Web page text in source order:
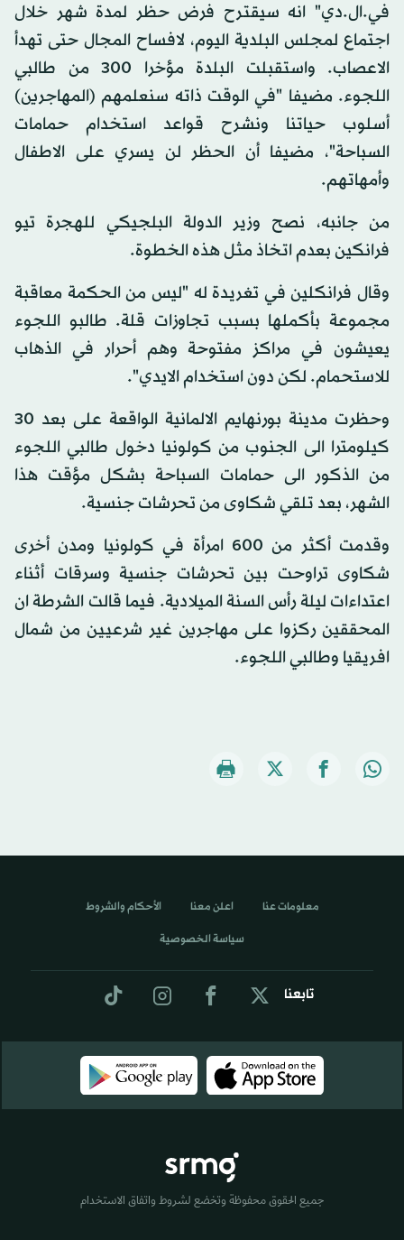
في.ال.دي" انه سيقترح فرض حظر لمدة شهر خلال
اجتماع لمجلس البلدية اليوم، لافساح المجال حتى تهدأ
الاعصاب. واستقبلت البلدة مؤخرا 300 من طالبي
اللجوء. مضيفا "في الوقت ذاته سنعلمهم (المهاجرين)
أسلوب حياتنا ونشرح قواعد استخدام حمامات
السباحة"، مضيفا أن الحظر لن يسري على الاطفال
وأمهاتهم.
من جانبه، نصح وزير الدولة البلجيكي للهجرة تيو
فرانكين بعدم اتخاذ مثل هذه الخطوة.
وقال فرانكلين في تغريدة له "ليس من الحكمة معاقبة
مجموعة بأكملها بسبب تجاوزات قلة. طالبو اللجوء
يعيشون في مراكز مفتوحة وهم أحرار في الذهاب
للاستحمام. لكن دون استخدام الايدي".
وحظرت مدينة بورنهايم الالمانية الواقعة على بعد 30
كيلومترا الى الجنوب من كولونيا دخول طالبي اللجوء
من الذكور الى حمامات السباحة بشكل مؤقت هذا
الشهر، بعد تلقي شكاوى من تحرشات جنسية.
وقدمت أكثر من 600 امرأة في كولونيا ومدن أخرى
شكاوى تراوحت بين تحرشات جنسية وسرقات أثناء
اعتداءات ليلة رأس السنة الميلادية. فيما قالت الشرطة ان
المحققين ركزوا على مهاجرين غير شرعيين من شمال
افريقيا وطالبي اللجوء.
تابعنا
معلومات عنا اعلن معنا الأحكام والشروط
سياسة الخصوصية
جميع الحقوق محفوظة وتخضع لشروط واتفاق الاستخدام